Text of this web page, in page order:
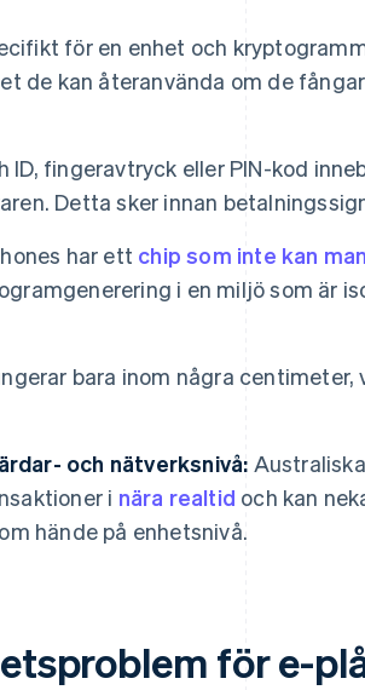
för en enhet och
de kan återanvända om de
ID, fingeravtryck eller PIN-kod
Detta sker innan
har ett chip som inte kan
i en miljö som är
bara inom några centimeter,
och nätverksnivå:
i nära realtid och kan
hände på enhetsnivå.
för e-